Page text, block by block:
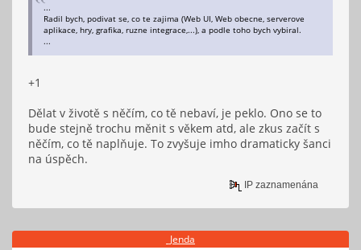
...
Radil bych, podivat se, co te zajima (Web UI, Web obecne, serverove
aplikace, hry, grafika, ruzne integrace,...), a podle toho bych vybiral.
...
+1
Dělat v životě s něčím, co tě nebaví, je peklo. Ono se to
bude stejně trochu měnit s věkem atd, ale zkus začít s
něčím, co tě naplňuje. To zvyšuje imho dramaticky šanci
na úspěch.
IP zaznamenána
_Jenda